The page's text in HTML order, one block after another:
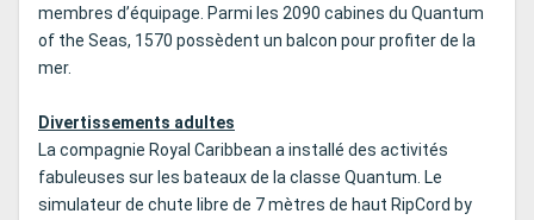
membres d’équipage. Parmi les 2090 cabines du Quantum
of the Seas, 1570 possèdent un balcon pour profiter de la
mer.
Divertissements adultes
La compagnie Royal Caribbean a installé des activités
fabuleuses sur les bateaux de la classe Quantum. Le
simulateur de chute libre de 7 mètres de haut RipCord by